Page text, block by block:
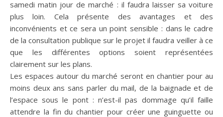
samedi matin jour de marché : il faudra laisser sa voiture
plus loin. Cela présente des avantages et des
inconvénients et ce sera un point sensible : dans le cadre
de la consultation publique sur le projet il faudra veiller à ce
que les différentes options soient représentées
clairement sur les plans.
Les espaces autour du marché seront en chantier pour au
moins deux ans sans parler du mail, de la baignade et de
l’espace sous le pont : n’est-il pas dommage qu’il faille
attendre la fin du chantier pour créer une guinguette ou